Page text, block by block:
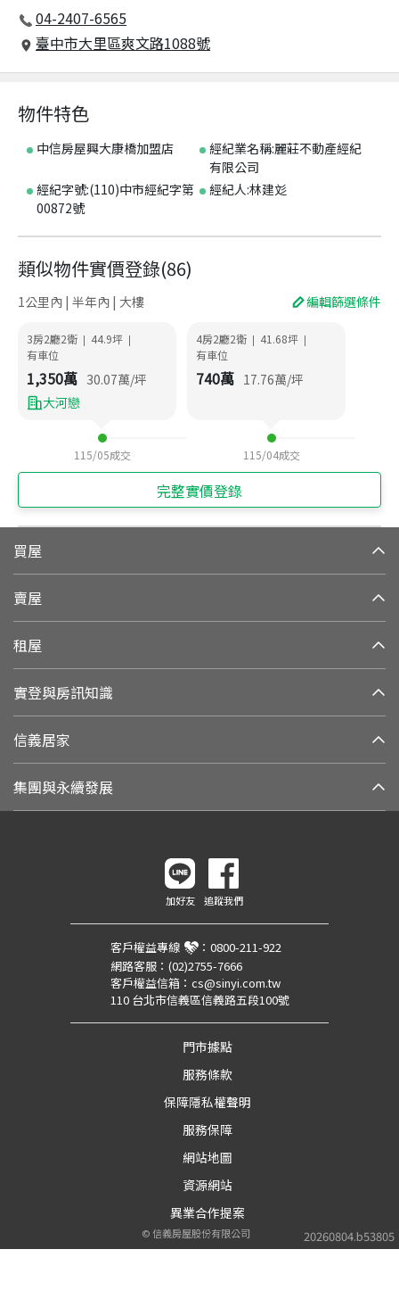
04-2407-6565
臺中市大里區爽文路1088號
物件特色
中信房屋興大康橋加盟店
經紀業名稱:麗莊不動產經紀
有限公司
經紀字號:(110)中市經紀字第
00872號
經紀人:林建彣
類似物件實價登錄(86)
1公里內 | 半年內 | 大樓 編輯篩選條件
3房2廳2衛 | 44.9坪 |
有車位
1,350萬 30.07萬/坪
大河戀
115/05成交
4房2廳2衛 | 41.68坪 |
有車位
740萬 17.76萬/坪
115/04成交
完整實價登錄
買屋
賣屋
租屋
實登與房訊知識
信義居家
集團與永續發展
20260804.b53805
加好友 追蹤我們
客戶權益專線 ： 0800-211-922
網路客服： (02)2755-7666
客戶權益信箱： cs@sinyi.com.tw
110 台北市信義區信義路五段100號
門市據點
服務條款
保障隱私權聲明
服務保障
網站地圖
資源網站
異業合作提案
©信義房屋股份有限公司